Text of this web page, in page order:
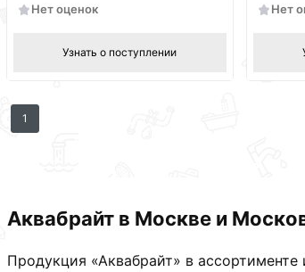
Нет оценок
Узнать о поступлении
Нет
1
Аквабрайт в Москве и
Продукция «Аквабрайт» в